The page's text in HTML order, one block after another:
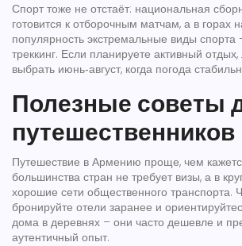
Спорт тоже не отстаёт: национальная
готовится к отборочным матчам, а в горах
популярность экстремальные виды спорта
треккинг. Если планируете активный
выбрать июнь‑август, когда погода
Полезные советы
путешественников
Путешествие в Армению проще, чем
большинства стран не требует визы, а в
хорошие сети общественного транспорта.
бронируйте отели заранее и
дома в деревнях – они часто дешевле и
аутентичный опыт.